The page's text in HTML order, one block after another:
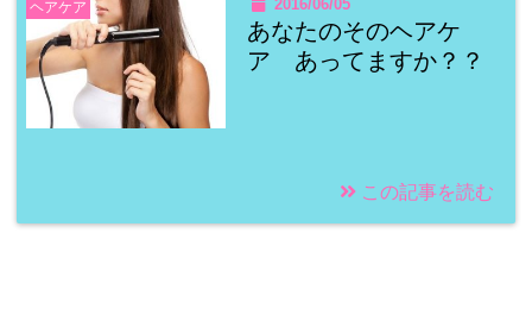
ヘアケア 2016/06/05
あなたのそのヘアケ
ア あってますか？？
この記事を読む